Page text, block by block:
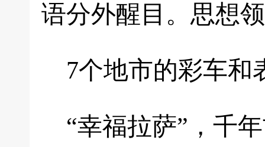
语分外醒目。思想
7个地市的彩车和
“幸福拉萨”，千